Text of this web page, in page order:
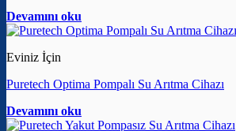
Devamını oku
Eviniz İçin
Puretech Optima Pompalı Su Arıtma Cihazı
Devamını oku